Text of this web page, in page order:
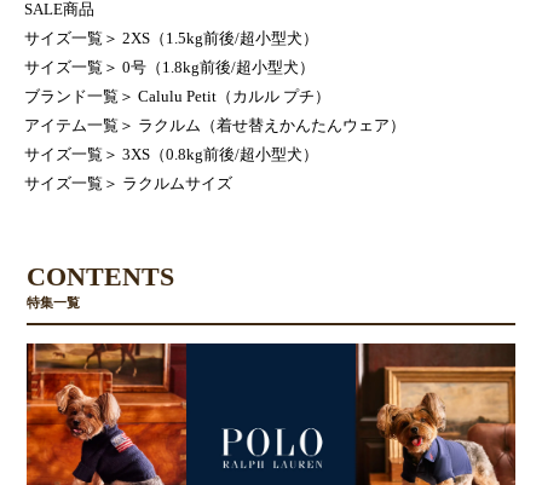
SALE商品
サイズ一覧 ＞ 2XS（1.5kg前後/超小型犬）
サイズ一覧 ＞ 0号（1.8kg前後/超小型犬）
ブランド一覧 ＞ Calulu Petit（カルル プチ）
アイテム一覧 ＞ ラクルム（着せ替えかんたんウェア）
サイズ一覧 ＞ 3XS（0.8kg前後/超小型犬）
サイズ一覧 ＞ ラクルムサイズ
CONTENTS
特集一覧